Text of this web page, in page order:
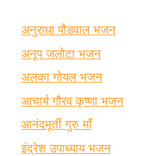
अनुराधा पौडवाल भजन
अनूप जलोटा भजन
अलका गोयल भजन
आचार्य गौरव कृष्णा भजन
आनंदमूर्ती गुरु माँ
इंद्रेश उपाध्याय भजन